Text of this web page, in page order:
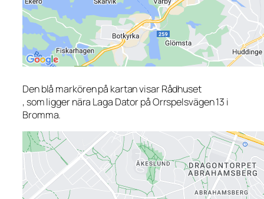
Den blå markören på kartan visar Rådhuset
, som ligger nära Laga Dator på Orrspelsvägen 13 i
Bromma.